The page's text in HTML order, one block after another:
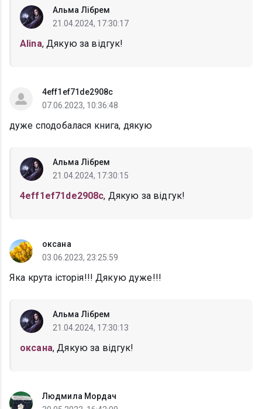
Альма Лібрем
21.04.2024, 17:30:17
Alina, Дякую за відгук!
4eff1ef71de2908c
07.06.2023, 10:36:48
дуже сподобалася книга, дякую
Альма Лібрем
21.04.2024, 17:30:15
4eff1ef71de2908c, Дякую за відгук!
oксана
03.06.2023, 23:25:59
Яка крута історія!!! Дякую дуже!!!
Альма Лібрем
21.04.2024, 17:30:13
oксана, Дякую за відгук!
Людмила Мордач